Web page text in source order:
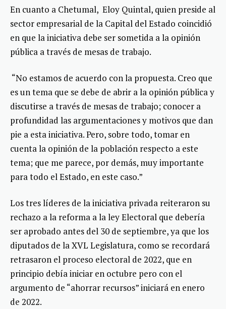
En cuanto a Chetumal, Eloy Quintal, quien preside al
sector empresarial de la Capital del Estado coincidió
en que la iniciativa debe ser sometida a la opinión
pública a través de mesas de trabajo.
“No estamos de acuerdo con la propuesta. Creo que
es un tema que se debe de abrir a la opinión pública y
discutirse a través de mesas de trabajo; conocer a
profundidad las argumentaciones y motivos que dan
pie a esta iniciativa. Pero, sobre todo, tomar en
cuenta la opinión de la población respecto a este
tema; que me parece, por demás, muy importante
para todo el Estado, en este caso.”
Los tres líderes de la iniciativa privada reiteraron su
rechazo a la reforma a la ley Electoral que debería
ser aprobado antes del 30 de septiembre, ya que los
diputados de la XVL Legislatura, como se recordará
retrasaron el proceso electoral de 2022, que en
principio debía iniciar en octubre pero con el
argumento de “ahorrar recursos” iniciará en enero
de 2022.